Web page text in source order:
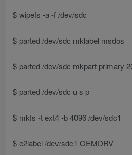
$ wipefs -a -f /dev/sdc
$ parted /dev/sdc mklabel msdos
$ parted /dev/sdc mkpart primary
$ parted /dev/sdc u s p
$ mkfs -t ext4 -b 4096 /dev/sdc1
$ e2label /dev/sdc1 OEMDRV